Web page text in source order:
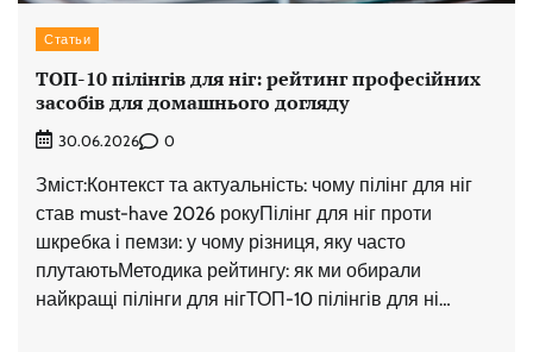
Статьи
ТОП-10 пілінгів для ніг: рейтинг професійних
засобів для домашнього догляду
30.06.2026 0
Зміст:Контекст та актуальність: чому пілінг для ніг
став must-have 2026 рокуПілінг для ніг проти
шкребка і пемзи: у чому різниця, яку часто
плутаютьМетодика рейтингу: як ми обирали
найкращі пілінги для нігТОП-10 пілінгів для ні…